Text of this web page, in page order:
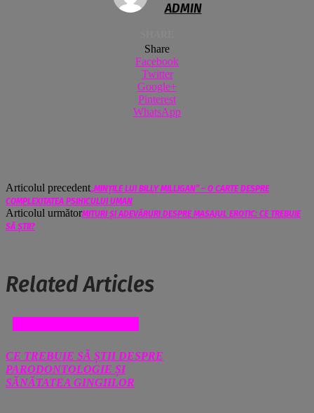
ADMIN
Share
Facebook
Twitter
Google+
Pinterest
WhatsApp
Articolul precedent„MINȚILE LUI BILLY MILLIGAN” – O CARTE DESPRE
COMPLEXITATEA PSIHICULUI UMAN
Articolul următorMITURI ȘI ADEVĂRURI DESPRE MASAJUL EROTIC: CE TREBUIE
SĂ ȘTII?
Related Articles
CE TREBUIE SĂ ȘTII DESPRE
PARODONTOLOGIE ȘI
SĂNĂTATEA GINGIILOR